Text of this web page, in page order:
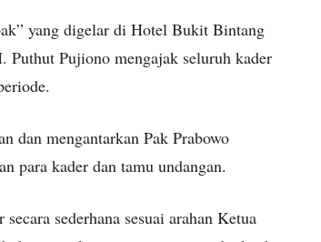
yang digelar di Hotel Bukit Bintang
Pujiono mengajak seluruh kader
dan mengantarkan Pak Prabowo
para kader dan tamu undangan.
sederhana sesuai arahan Ketua